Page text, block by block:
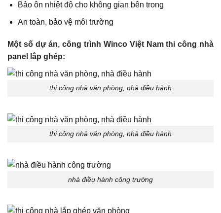
Bảo ôn nhiệt độ cho không gian bên trong
An toàn, bảo vệ môi trường
Một số dự án, công trình Winco Việt Nam thi công nhà
panel lắp ghép:
thi công nhà văn phòng, nhà điều hành
thi công nhà văn phòng, nhà điều hành
nhà điều hành công trường